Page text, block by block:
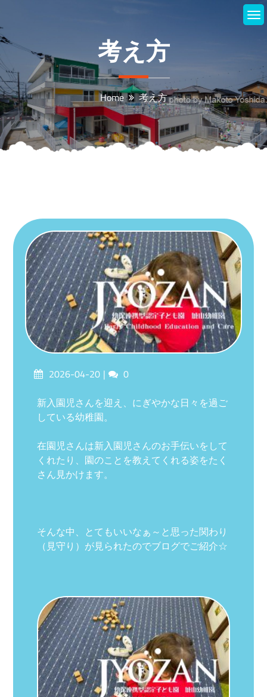
content
考え方
Home 考え方
Posted2026-04-20 Comments
0
新入園児さんを迎え、にぎやかな日々を過ご
している幼稚園。
在園児さんは新入園児さんのお手伝いをして
くれたり、園のことを教えてくれる姿をたく
さん見かけます。
そんな中、とてもいいなぁ～と思った関わり
（見守り）が見られたのでブログでご紹介☆